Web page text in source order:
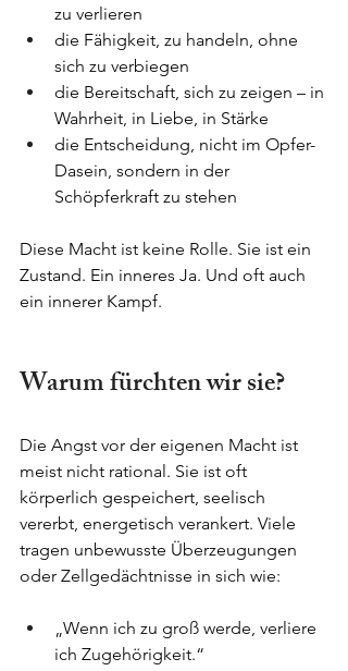
zu verlieren
die Fähigkeit, zu handeln, ohne
sich zu verbiegen
die Bereitschaft, sich zu zeigen – in
Wahrheit, in Liebe, in Stärke
die Entscheidung, nicht im Opfer-
Dasein, sondern in der
Schöpferkraft zu stehen
Diese Macht ist keine Rolle. Sie ist ein
Zustand. Ein inneres Ja. Und oft auch
ein innerer Kampf.
Warum fürchten wir sie?
Die Angst vor der eigenen Macht ist
meist nicht rational. Sie ist oft
körperlich gespeichert, seelisch
vererbt, energetisch verankert. Viele
tragen unbewusste Überzeugungen
oder Zellgedächtnisse in sich wie:
„Wenn ich zu groß werde, verliere
ich Zugehörigkeit.“